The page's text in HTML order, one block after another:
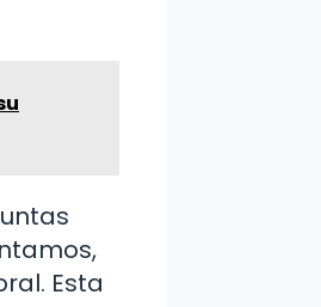
Esta